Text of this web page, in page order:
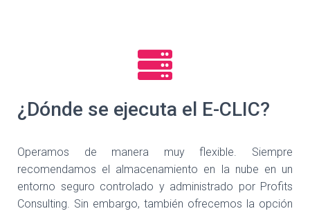
¿Dónde se ejecuta el E-CLIC?
Operamos de manera muy flexible. Siempre
recomendamos el almacenamiento en la nube en un
entorno seguro controlado y administrado por Profits
Consulting. Sin embargo, también ofrecemos la opción